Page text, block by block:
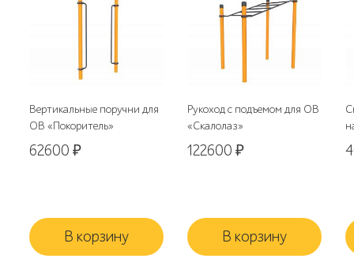
Вертикальные поручни для
ОВ «Покоритель»
62600₽
В корзину
Рукоход с подъемом для ОВ
«Скалолаз»
122600₽
В корзину